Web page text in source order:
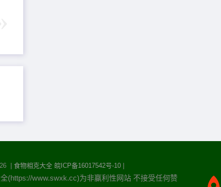
|食物相克大全 皖ICP备16017542号-10
(https://www.swxk.cc)为非赢利性网站 不接受任何赞